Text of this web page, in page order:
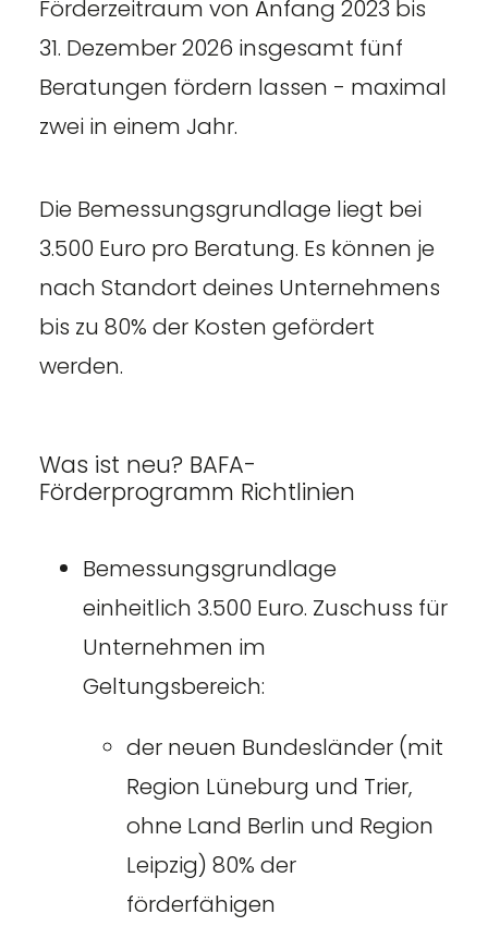
Förderzeitraum von Anfang 2023 bis
31. Dezember 2026 insgesamt fünf
Beratungen fördern lassen - maximal
zwei in einem Jahr.
Die Bemessungsgrundlage liegt bei
3.500 Euro pro Beratung. Es können je
nach Standort deines Unternehmens
bis zu 80% der Kosten gefördert
werden.
Was ist neu? BAFA-
Förderprogramm Richtlinien
Bemessungsgrundlage
einheitlich 3.500 Euro. Zuschuss für
Unternehmen im
Geltungsbereich:
der neuen Bundesländer (mit
Region Lüneburg und Trier,
ohne Land Berlin und Region
Leipzig) 80% der
förderfähigen